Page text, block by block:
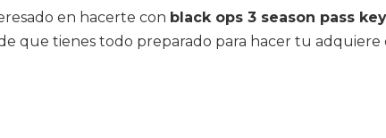
en hacerte con black ops 3 season pass key
que tienes todo preparado para hacer tu